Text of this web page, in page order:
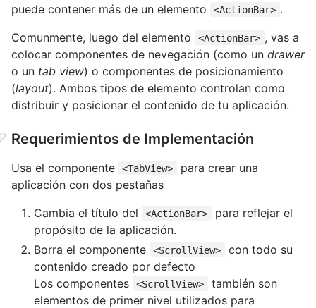
puede contener más de un elemento
<ActionBar> .
Comunmente, luego del elemento
<ActionBar> , vas a
colocar componentes de nevegación (como un drawer
o un tab view) o componentes de posicionamiento
(layout). Ambos tipos de elemento controlan como
distribuir y posicionar el contenido de tu aplicación.
Requerimientos de Implementación
Usa el componente <TabView>
para crear una
aplicación con dos pestañas
Cambia el título del
<ActionBar>
para reflejar el
propósito de la aplicación.
Borra el componente
<ScrollView>
con todo su
contenido creado por defecto
Los componentes
<ScrollView>
también son
elementos de primer nivel utilizados para